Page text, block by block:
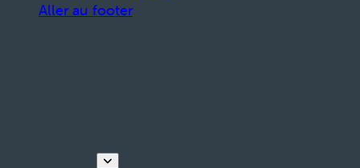
Aller au footer